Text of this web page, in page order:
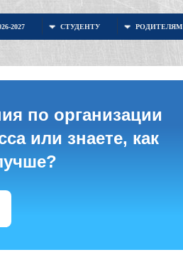
2027 СТУДЕНТУ РОДИТЕЛЯМ
по организации
или знаете, как